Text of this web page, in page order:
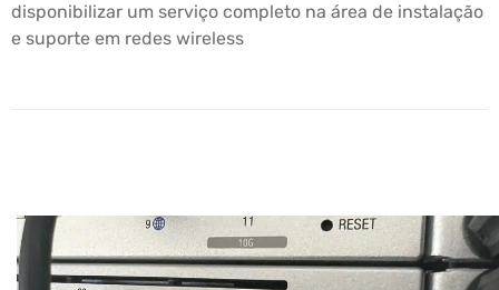
disponibilizar um serviço completo na área de instalação
e suporte em redes wireless